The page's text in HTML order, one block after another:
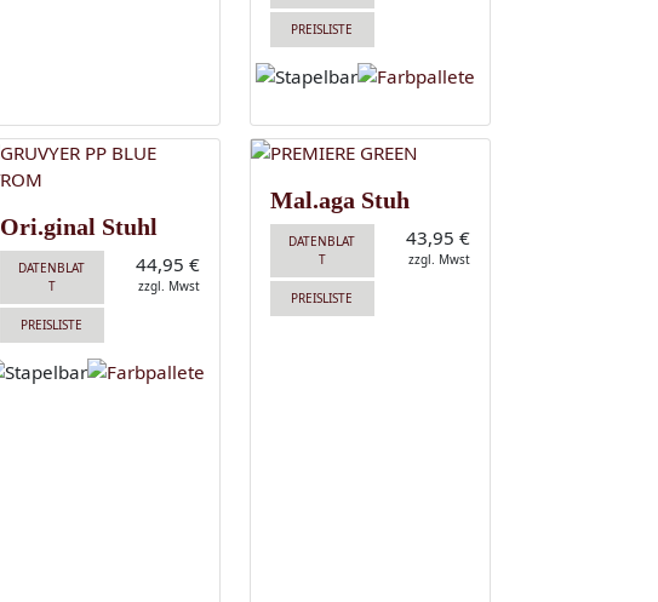
PREISLISTE
Ori.ginal Stuhl
DATENBLAT
T
PREISLISTE
44,95 €
zzgl. Mwst
Mal.aga Stuh
DATENBLAT
T
PREISLISTE
43,95 €
zzgl. Mwst